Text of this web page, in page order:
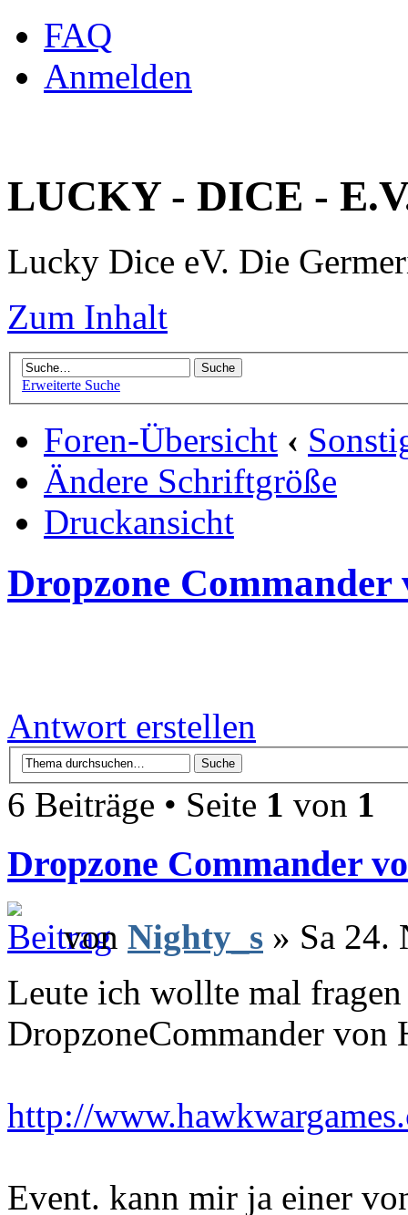
FAQ
Anmelden
LUCKY - DICE -
Lucky Dice eV. Die
Zum Inhalt
Erweiterte Suche
Foren-Übersicht ‹
Ändere Schriftgröße
Druckansicht
Dropzone
Antwort erstellen
6 Beiträge • Seite 1 von 1
Dropzone Commander
von Nighty_s » Sa 24.
Leute ich wollte mal
DropzoneCommander von
http://
Event. kann mir ja einer